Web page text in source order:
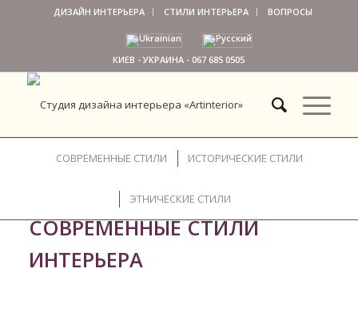
ДИЗАЙН ИНТЕРЬЕРА СТИЛИ ИНТЕРЬЕРА ВОПРОСЫ
КИЕВ - УКРАИНА -067 685 0505
СОВРЕМЕННЫЕ СТИЛИ ИСТОРИЧЕСКИЕ СТИЛИ
ЭТНИЧЕСКИЕ СТИЛИ
СОВРЕМЕННЫЕ СТИЛИ
ИНТЕРЬЕРА